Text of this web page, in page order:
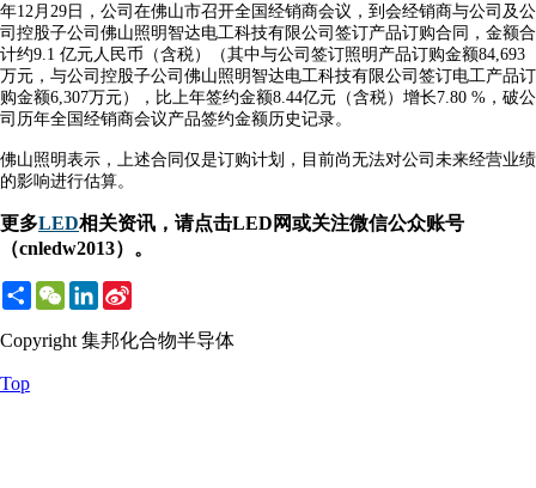
年12月29日，公司在佛山市召开全国经销商会议，到会经销商与公司及公
司控股子公司佛山照明智达电工科技有限公司签订产品订购合同，金额合
计约9.1 亿元人民币（含税）（其中与公司签订照明产品订购金额84,693
万元，与公司控股子公司佛山照明智达电工科技有限公司签订电工产品订
购金额6,307万元），比上年签约金额8.44亿元（含税）增长7.80 %，破公
司历年全国经销商会议产品签约金额历史记录。
佛山照明表示，上述合同仅是订购计划，目前尚无法对公司未来经营业绩
的影响进行估算。
更多LED相关资讯，请点击LED网或关注微信公众账号
（cnledw2013）。
ShareWeChatLinkedIn
Copyright 集邦化合物半导体
Top